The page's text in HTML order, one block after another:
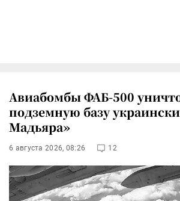
Авиабомбы ФАБ-500
подземную базу
Мадьяра»
6 августа 2026, 08:26 12